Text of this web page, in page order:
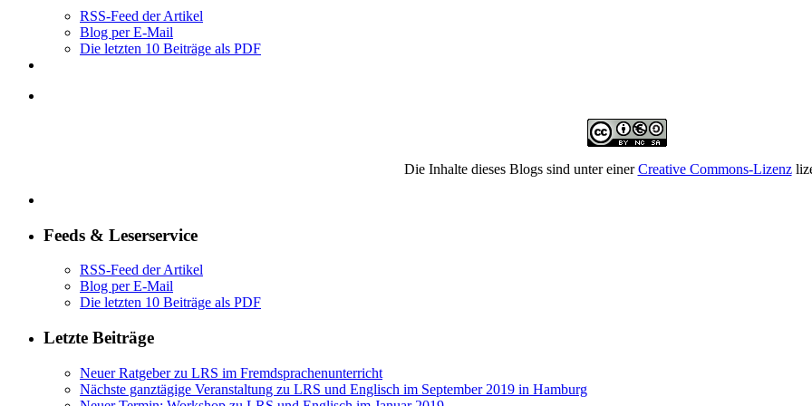
RSS-Feed der Artikel
Blog per E-Mail
Die letzten 10 Beiträge als PDF
Die Inhalte dieses Blogs sind unter einerCreative Commons-Lizenz
Feeds & Leserservice
RSS-Feed der Artikel
Blog per E-Mail
Die letzten 10 Beiträge als PDF
Letzte Beiträge
Neuer Ratgeber zu LRS im Fremdsprachenunterricht
Nächste ganztägige Veranstaltung zu LRS und Englisch im September 2019 in Hamburg